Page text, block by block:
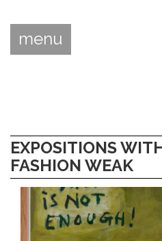
menu
EXPOSITIONS
FASHION WEAK